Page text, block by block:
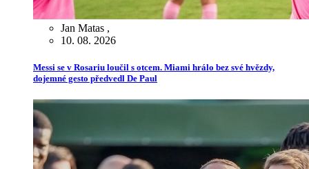
Jan Matas ,
10. 08. 2026
Messi se v Rosariu loučil s otcem. Miami hrálo bez své hvězdy,
dojemné gesto předvedl De Paul